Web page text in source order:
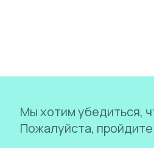
Мы хотим убедиться,
Пожалуйста,